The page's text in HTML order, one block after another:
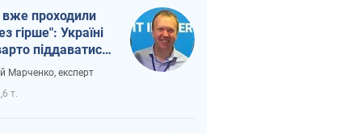
проходили
гірше": Україні
піддаватися
через
Марченко, експерт
т.